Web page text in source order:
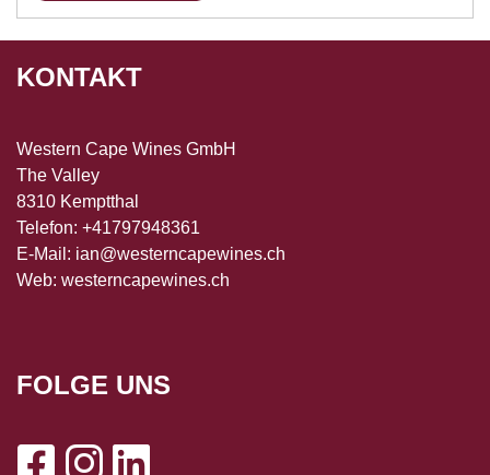
KONTAKT
Western Cape Wines GmbH
The Valley
8310 Kemptthal
Telefon: +41797948361
E-Mail: ian@westerncapewines.ch
Web: westerncapewines.ch
FOLGE UNS